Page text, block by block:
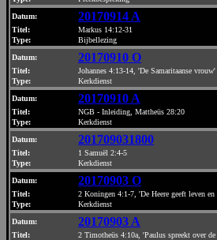
Datum: 20170914 A
Titel:
Markus 14:12-31
Type:
Bijbellezing
Datum: 20170910 O
Titel:
Johannes 4:13-14, 'De Samaritaanse
Type:
Kerkdienst
Datum: 20170910 A
Titel:
NGB - Inleiding, Mattheüs 28:20
Type:
Kerkdienst
Datum: 201709031800
Titel:
1 Samuël 2:4-5
Type:
Kerkdienst
Datum: 20170903 O
Titel:
2 Koningen 4:1-7, 'De Heere geeft leven
Type:
Kerkdienst
Datum: 20170903 A
Titel:
2 Timotheüs 4:10a, 'Paulus spreekt over